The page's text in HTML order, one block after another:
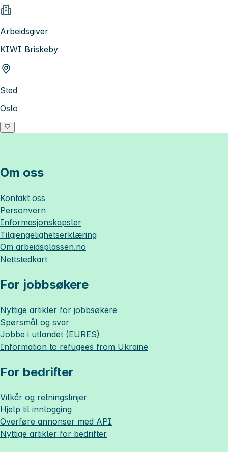
Arbeidsgiver
KIWI Briskeby
Sted
Oslo
Om oss
Kontakt oss
Personvern
Informasjonskapsler
Tilgjengelighetserklæring
Om arbeidsplassen.no
Nettstedkart
For jobbsøkere
Nyttige artikler for jobbsøkere
Spørsmål og svar
Jobbe i utlandet (EURES)
Information to refugees from Ukraine
For bedrifter
Vilkår og retningslinjer
Hjelp til innlogging
Overføre annonser med API
Nyttige artikler for bedrifter